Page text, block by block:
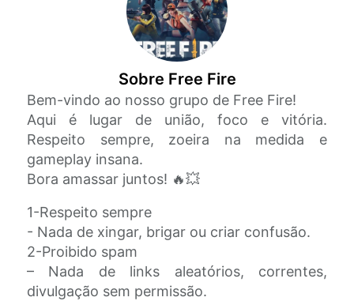
Sobre Free Fire
Bem-vindo ao nosso grupo de Free Fire!
Aqui é lugar de união, foco e vitória.
Respeito sempre, zoeira na medida e
gameplay insana.
Bora amassar juntos! 🔥💥
1-Respeito sempre
- Nada de xingar, brigar ou criar confusão.
2-Proibido spam
– Nada de links aleatórios, correntes,
divulgação sem permissão.